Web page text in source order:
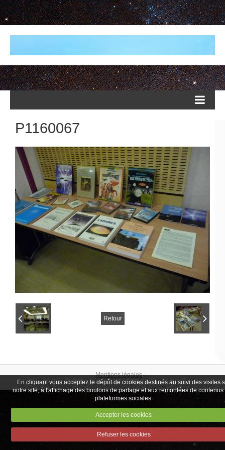
P1160067
Retour
Mentions légales
En cliquant vous acceptez le dépôt de cookies destinés au suivi des visites
notre site, à l'affichage des boutons de partage et aux remontées de contenus
plateformes sociales.
Accepter les cookies
Refuser les cookies